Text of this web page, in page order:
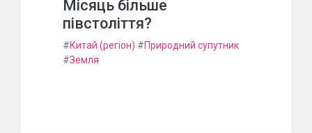
Місяць більше
півстоліття?
#Китай (регіон) #Природний супутник
#Земля